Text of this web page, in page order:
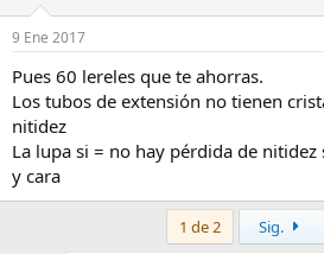
9 Ene 2017
Pues 60 lereles que te ahorras.
Los tubos de extensión no tienen
nitidez
La lupa si = no hay pérdida de nitidez
y cara
1 de 2 Sig.